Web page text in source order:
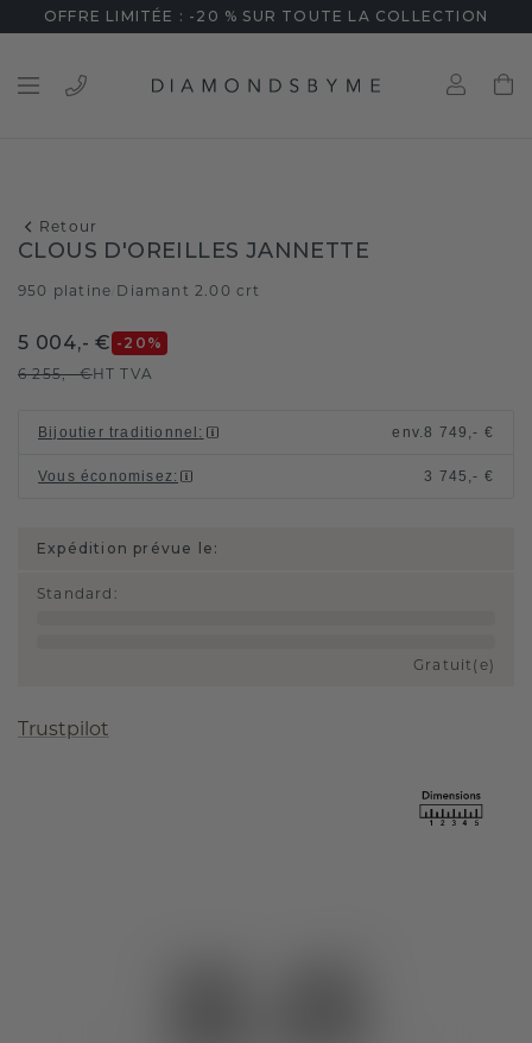
OFFRE LIMITÉE : -20 % SUR TOUTE LA COLLECTION
Retour
CLOUS D'OREILLES JANNETTE
950 platine Diamant 2.00 crt
5 004,- € -20 %
6 255,- €HT TVA
Bijoutier traditionnel : env.8 749,- €
Vous économisez: 3 745,- €
Expédition prévue le:
Standard :
Gratuit(e)
Trustpilot